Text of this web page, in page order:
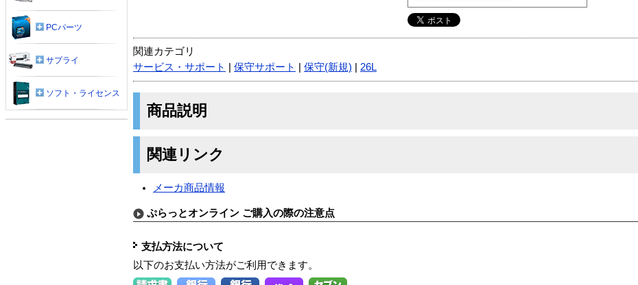
関連カテゴリ
サービス・サポート
保守サポート 保守(新規) 26L
商品説明
関連リンク
メーカ商品情報
ぷらっとオンライン ご購入の際の注意点
支払方法について
以下のお支払い方法がご利用できます。
PCパーツ
サプライ
ソフト・ライセンス